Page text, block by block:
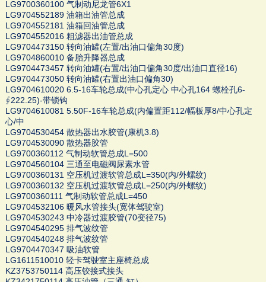
LG9700360100 气制动尼龙管6X1
LG9704552189 油箱出油管总成
LG9704552181 油箱回油管总成
LG9704552016 粗滤器出油管总成
LG9704473150 转向油罐(左置/出油口偏角30度)
LG9704860010 备胎升降器总成
LG9704473457 转向油罐(右置/出油口偏角30度/出油口直径16)
LG9704473050 转向油罐(右置出油口偏角30)
LG9704610020 6.5-16车轮总成(中心孔定心 中心孔164 螺栓孔6-
∮222.25)-带锁钩
LG9704610081 5.50F-16车轮总成(内偏置距112/幅板厚8/中心孔定
心/中
LG9704530454 散热器出水胶管(康机3.8)
LG9704530090 散热器胶管
LG9700360112 气制动软管总成L=500
LG9704560104 三通至电磁阀尿素水管
LG9700360131 空压机过渡软管总成L=350(内/外螺纹)
LG9700360132 空压机过渡软管总成L=250(内/外螺纹)
LG9700360111 气制动软管总成L=450
LG9704532106 暖风水管接头(宽体驾驶室)
LG9704530243 中冷器过渡胶管(70变径75)
LG9704540295 排气波纹管
LG9704540248 排气波纹管
LG9704470347 吸油软管
LG1611510010 轻卡驾驶室主座椅总成
KZ3753750114 高压铰接式接头